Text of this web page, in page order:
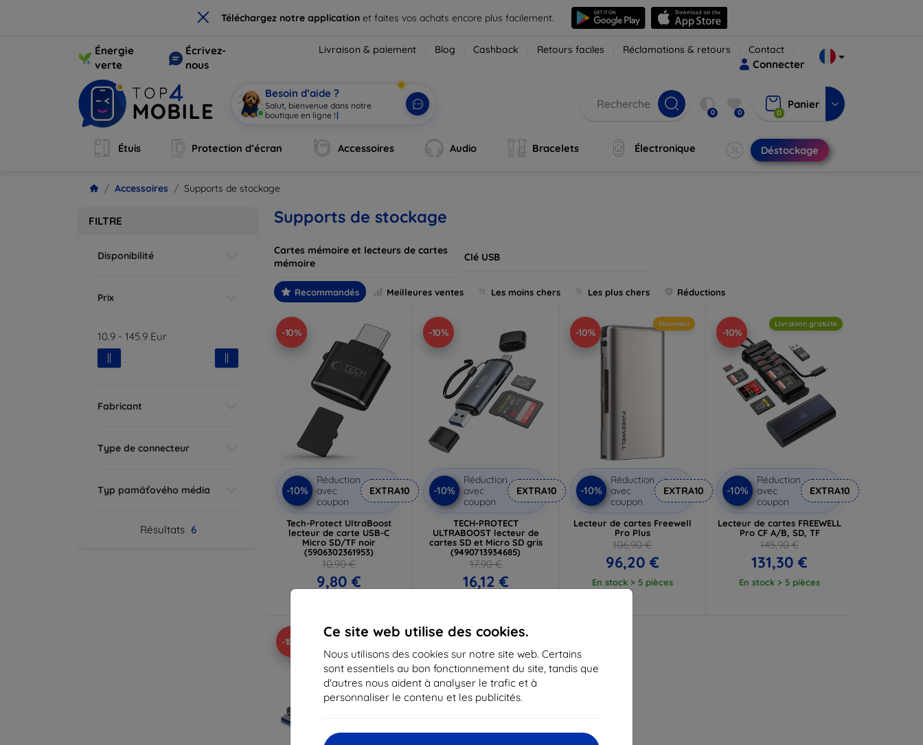
× Téléchargez notre application et faites vos achats encore plus facilement.
Ce site web utilise des cookies.
Nous utilisons des cookies sur notre site web. Certains
sont essentiels au bon fonctionnement du site, tandis que
d'autres nous aident à analyser le trafic et à
personnaliser le contenu et les publicités.
Énergie
verte
Écrivez-
nous
Livraison & paiement Blog Cashback Retours faciles Réclamations & retours Contact
Connecter
Besoin d’aide ?
Salut, bienvenue dans notre
boutique en ligne !| 0 0 0
Panier
Étuis Protection d’écran Accessoires Audio Bracelets Électronique Déstockage
Accessoires Supports de stockage
FILTRE
Disponibilité
Prix
10.9 - 145.9 Eur
Fabricant
Type de connecteur
Typ pamäťového média
Résultats 6
Supports de stockage
Cartes mémoire et lecteurs de cartes
mémoire
Clé USB
Recommandés Meilleures ventes Les moins chers Les plus chers Réductions
-10%
-10%
Réduction
avec
coupon
EXTRA10
Tech-Protect UltraBoost
lecteur de carte USB-C
Micro SD/TF noir
(5906302361953)
10,90 €
9,80 €
-10%
-10%
Réduction
avec
coupon
EXTRA10
TECH-PROTECT
ULTRABOOST lecteur de
cartes SD et Micro SD gris
(9490713934685)
17,90 €
16,12 €
-10%
Nouveau
-10%
Réduction
avec
coupon
EXTRA10
Lecteur de cartes Freewell
Pro Plus
106,90 €
96,20 €
En stock > 5 pièces
-10%
Livraison gratuite
-10%
Réduction
avec
coupon
EXTRA10
Lecteur de cartes FREEWELL
Pro CF A/B, SD, TF
145,90 €
131,30 €
En stock > 5 pièces
-10%